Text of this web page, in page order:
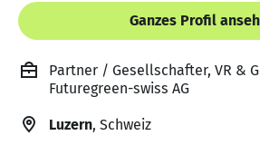
Ganzes Profil
Partner / Gesellschafter, VR &
Futuregreen-swiss AG
Luzern, Schweiz